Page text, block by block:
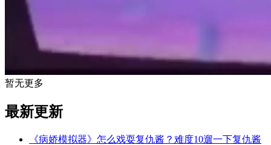
暂无更多
最新更新
《病娇模拟器》怎么戏耍复仇酱？难度10遛一下复仇酱